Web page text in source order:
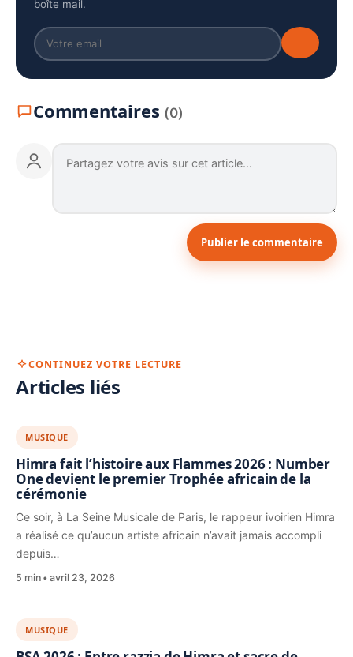
boîte mail.
Commentaires (0)
Publier le commentaire
CONTINUEZ VOTRE LECTURE
Articles liés
MUSIQUE
Himra fait l’histoire aux Flammes 2026 : Number
One devient le premier Trophée africain de la
cérémonie
Ce soir, à La Seine Musicale de Paris, le rappeur ivoirien Himra
a réalisé ce qu’aucun artiste africain n’avait jamais accompli
depuis…
5 min avril 23, 2026
MUSIQUE